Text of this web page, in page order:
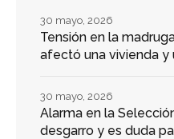
Tensión en la
afectó una vivienda y
30 mayo, 2026
Alarma en la
desgarro y es duda
30 mayo, 2026